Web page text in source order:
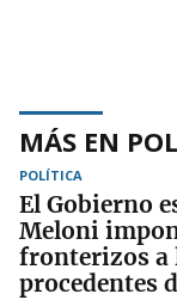
MÁS EN
POLÍTICA
El Gobierno
Meloni
fronterizos a
procedentes